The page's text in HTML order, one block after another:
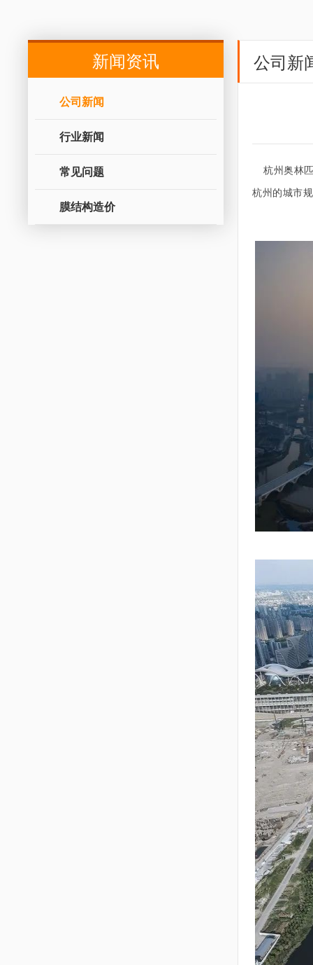
新闻资讯
公司新闻
行业新闻
常见问题
膜结构造价
公司新
杭州奥林
杭州的城市